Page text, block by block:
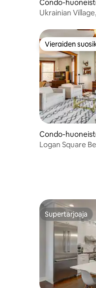
Condo-
sa Chicago
Ukrainian
pysäköinti
Vieraiden
Vieraiden
Condo-
a Chicago
Logan Square
Supertarjoaja
Supertarjoaja